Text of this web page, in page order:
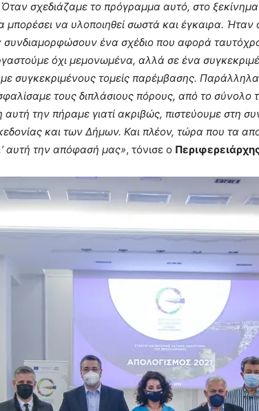
σχεδιάζαμε το πρόγραμμα αυτό, στο
μπορέσει να υλοποιηθεί σωστά και έγκαιρα.
ένα σχέδιο που αφορά
όχι μεμονωμένα, αλλά σε ένα
συγκεκριμένους τομείς παρέμβασης.
τους διπλάσιους πόρους, από το
την πήραμε γιατί ακριβώς, πιστεύουμε στη
και των Δήμων. Και πλέον, τώρα που τα
αυτή την απόφασή μας», τόνισε ο